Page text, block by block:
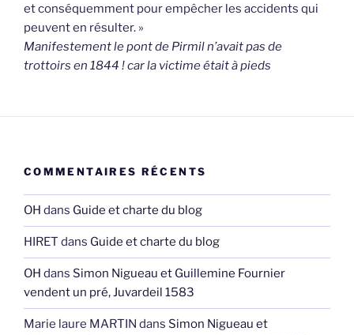
et conséquemment pour empêcher les accidents qui
peuvent en résulter. »
Manifestement le pont de Pirmil n’avait pas de
trottoirs en 1844 ! car la victime était à pieds
COMMENTAIRES RÉCENTS
OH dans Guide et charte du blog
HIRET dans Guide et charte du blog
OH dans Simon Nigueau et Guillemine Fournier
vendent un pré, Juvardeil 1583
Marie laure MARTIN dans Simon Nigueau et